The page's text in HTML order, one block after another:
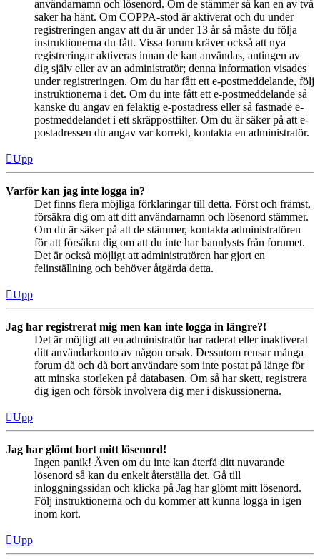
användarnamn och lösenord. Om de stämmer så kan en av två
saker ha hänt. Om COPPA-stöd är aktiverat och du under
registreringen angav att du är under 13 år så måste du följa
instruktionerna du fått. Vissa forum kräver också att nya
registreringar aktiveras innan de kan användas, antingen av
dig själv eller av an administratör; denna information visades
under registreringen. Om du har fått ett e-postmeddelande, följ
instruktionerna i det. Om du inte fått ett e-postmeddelande så
kanske du angav en felaktig e-postadress eller så fastnade e-
postmeddelandet i ett skräppostfilter. Om du är säker på att e-
postadressen du angav var korrekt, kontakta en administratör.
Upp
Varför kan jag inte logga in?
Det finns flera möjliga förklaringar till detta. Först och främst,
försäkra dig om att ditt användarnamn och lösenord stämmer.
Om du är säker på att de stämmer, kontakta administratören
för att försäkra dig om att du inte har bannlysts från forumet.
Det är också möjligt att administratören har gjort en
felinställning och behöver åtgärda detta.
Upp
Jag har registrerat mig men kan inte logga in längre?!
Det är möjligt att en administratör har raderat eller inaktiverat
ditt användarkonto av någon orsak. Dessutom rensar många
forum då och då bort användare som inte postat på länge för
att minska storleken på databasen. Om så har skett, registrera
dig igen och försök involvera dig mer i diskussionerna.
Upp
Jag har glömt bort mitt lösenord!
Ingen panik! Även om du inte kan återfå ditt nuvarande
lösenord så kan du enkelt återställa det. Gå till
inloggningssidan och klicka på Jag har glömt mitt lösenord.
Följ instruktionerna och du kommer att kunna logga in igen
inom kort.
Upp